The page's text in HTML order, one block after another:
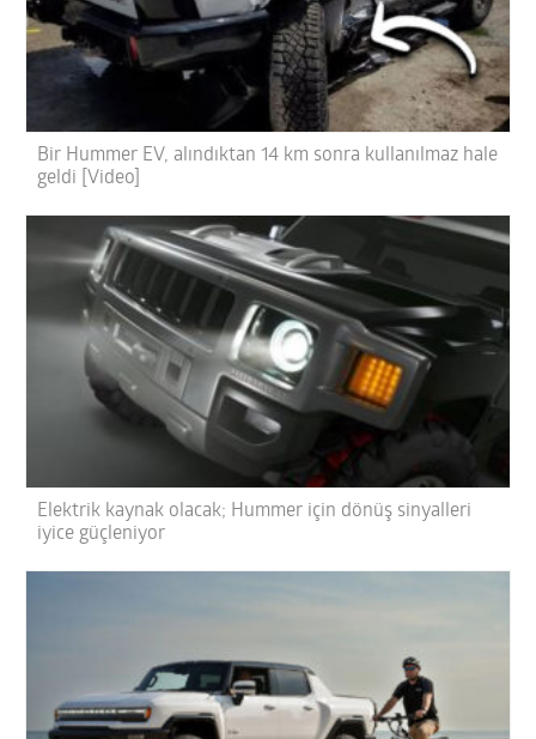
Bir Hummer EV, alındıktan 14 km sonra kullanılmaz hale
geldi [Video]
Elektrik kaynak olacak; Hummer için dönüş sinyalleri
iyice güçleniyor